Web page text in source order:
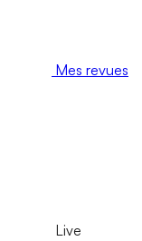
Mes revues
Live